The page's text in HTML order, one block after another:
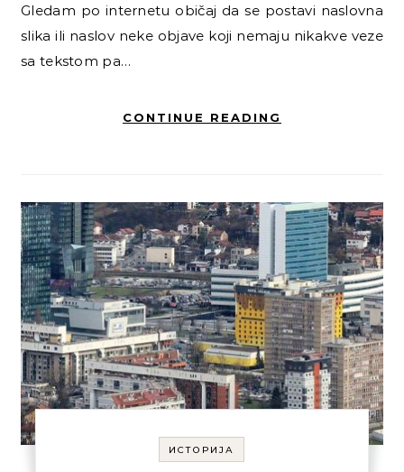
Gledam po internetu običaj da se postavi naslovna
slika ili naslov neke objave koji nemaju nikakve veze
sa tekstom pa…
CONTINUE READING
ИСТОРИЈА